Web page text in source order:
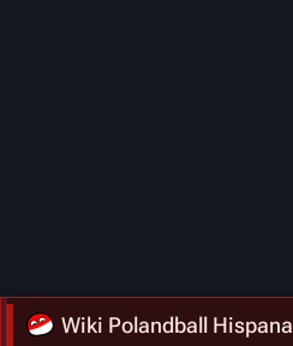
Wiki Polandball Hispana